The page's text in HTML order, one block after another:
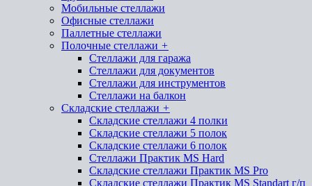
Мобильные стеллажи
Офисные стеллажи
Паллетные стеллажи
Полочные стеллажи +
Стеллажи для гаража
Стеллажи для документов
Стеллажи для инструментов
Стеллажи на балкон
Складские стеллажи +
Складские стеллажи 4 полки
Складские стеллажи 5 полок
Складские стеллажи 6 полок
Стеллажи Практик MS Hard
Складские стеллажи Практик MS Pro
Складские стеллажи Практик MS Standart г/п